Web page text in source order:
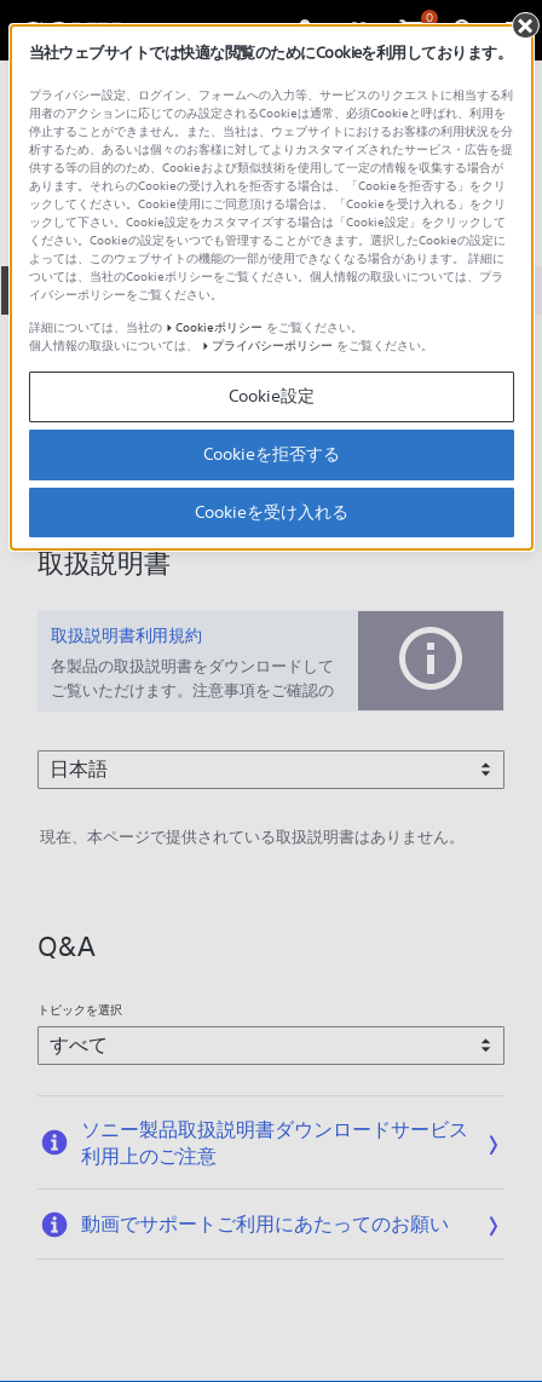
0
総合サポート・お問い合わせ プロフェッショナル／業務用
MFL-30
全て ダウンロード 取扱説明書 Q&A
ダウンロード
現在、本ページで提供されているアップデート情報はありませ
取扱説明書
取扱説明書利用規約
各製品の取扱説明書をダウンロードして
ご覧いただけます。注意事項をご確認の
現在、本ページで提供されている取扱説明書はありません。
Q&A
トピックを選択
ソニー製品取扱説明書ダウンロードサービス
利用上のご注意
動画でサポートご利用にあたってのお願い
当社ウェブサイトでは快適な閲覧のためにCookieを利用しております。
プライバシー設定、ログイン、フォームへの入力等、サービスのリクエストに相当する利
用者のアクションに応じてのみ設定されるCookieは通常、必須Cookieと呼ばれ、利用を
停止することができません。また、当社は、ウェブサイトにおけるお客様の利用状況を分
析するため、あるいは個々のお客様に対してよりカスタマイズされたサービス・広告を提
供する等の目的のため、Cookieおよび類似技術を使用して一定の情報を収集する場合が
あります。それらのCookieの受け入れを拒否する場合は、「Cookieを拒否する」をクリ
ックしてください。Cookie使用にご同意頂ける場合は、「Cookieを受け入れる」をクリ
ックして下さい。Cookie設定をカスタマイズする場合は「Cookie設定」をクリックして
ください。Cookieの設定をいつでも管理することができます。選択したCookieの設定に
よっては、このウェブサイトの機能の一部が使用できなくなる場合があります。 詳細に
ついては、当社のCookieポリシーをご覧ください。個人情報の取扱いについては、プラ
イバシーポリシーをご覧ください。
詳細については、当社の
Cookieポリシー をご覧ください。
個人情報の取扱いについては、
プライバシーポリシー をご覧ください。
Cookie設定
Cookieを拒否する
Cookieを受け入れる